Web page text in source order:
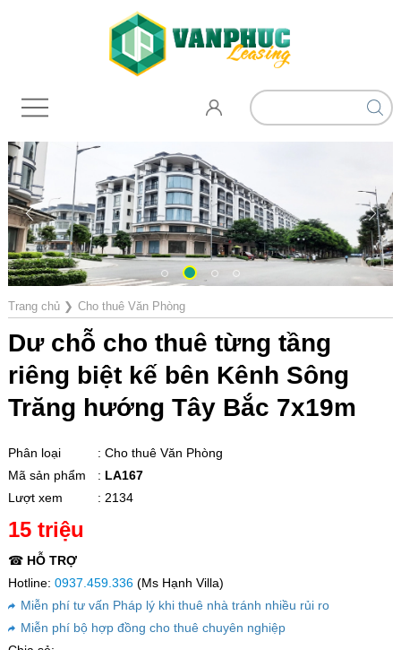
Trang chủ❯ Cho thuê Văn Phòng
Dư chỗ cho thuê từng tầng
riêng biệt kế bên Kênh Sông
Trăng hướng Tây Bắc 7x19m
Phân loại
: Cho thuê Văn Phòng
Mã sản phẩm
: LA167
Lượt xem
: 2134
15 triệu
☎ HỖ TRỢ
Hotline: 0937.459.336(Ms Hạnh Villa)
Miễn phí tư vấn Pháp lý khi thuê nhà tránh nhiều rủi ro
Miễn phí bộ hợp đồng cho thuê chuyên nghiệp